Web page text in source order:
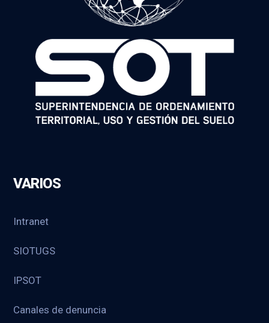
VARIOS
Intranet
SIOTUGS
IPSOT
Canales de denuncia